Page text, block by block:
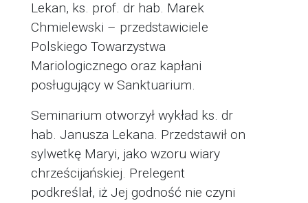
Lekan, ks. prof. dr hab. Marek
Chmielewski – przedstawiciele
Polskiego Towarzystwa
Mariologicznego oraz kapłani
posługujący w Sanktuarium.
Seminarium otworzył wykład ks. dr
hab. Janusza Lekana. Przedstawił on
sylwetkę Maryi, jako wzoru wiary
chrześcijańskiej. Prelegent
podkreślał, iż Jej godność nie czyni